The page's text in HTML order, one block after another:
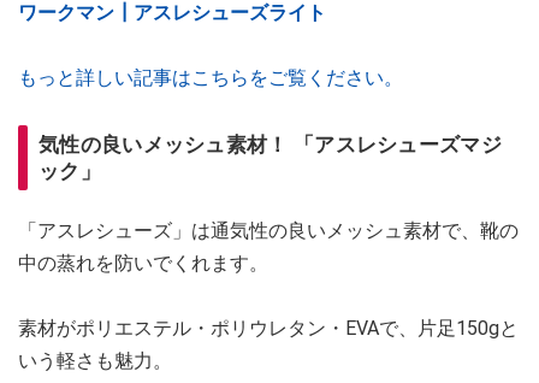
ワークマン┃アスレシューズライト
もっと詳しい記事はこちらをご覧ください。
気性の良いメッシュ素材！ 「アスレシューズマジ
ック」
「アスレシューズ」は通気性の良いメッシュ素材で、靴の
中の蒸れを防いでくれます。
素材がポリエステル・ポリウレタン・EVAで、片足150gと
いう軽さも魅力。